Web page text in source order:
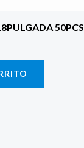
50PCS